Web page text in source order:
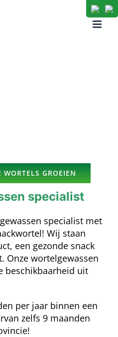
WORTELS GROEIEN
specialist
specialist met
Wij staan
een gezonde snack
Onze wortelgewassen
beschikbaarheid uit
per jaar binnen een
zelfs 9 maanden